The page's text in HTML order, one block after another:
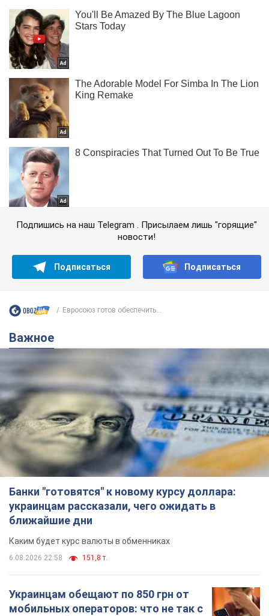
Подпишись на наш Telegram . Присылаем лишь "горящие"
новости!
Подписаться Подписаться
Евросоюз готов обеспечить...
Важное
Банки "готовятся" к новому курсу доллара:
украинцам рассказали, чего ожидать в
ближайшие дни
Каким будет курс валюты в обменниках
6.08.2026 22:58 151,8 т.
Украинцам обещают по 850 грн от
мобильных операторов: что не так с